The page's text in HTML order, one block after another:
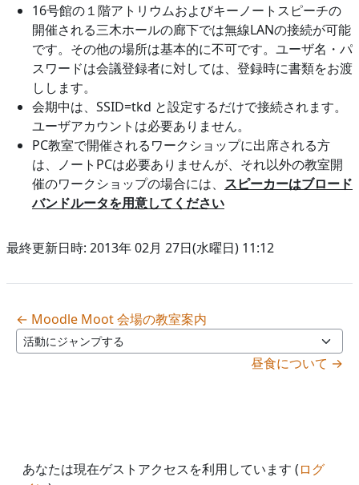
16号館の１階アトリウムおよびキーノートスピーチの
開催される三木ホールの廊下では無線LANの接続が可能
です。その他の場所は基本的に不可です。ユーザ名・パ
スワードは会議登録者に対しては、登録時に書類をお渡
しします。
会期中は、SSID=tkd と設定するだけで接続されます。
ユーザアカウントは必要ありません。
PC教室で開催されるワークショップに出席される方
は、ノートPCは必要ありませんが、それ以外の教室開
催のワークショップの場合には、 スピーカーはブロード
バンドルータを用意してください
最終更新日時: 2013年 02月 27日(水曜日) 11:12
← Moodle Moot 会場の教室案内
活動にジャンプする
昼食について →
あなたは現在ゲストアクセスを利用しています (ログ